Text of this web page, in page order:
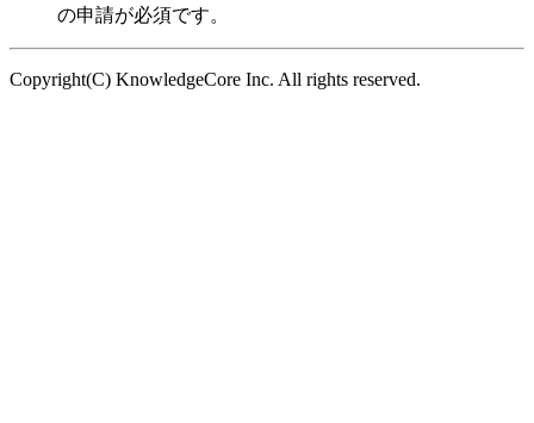
の申請が必須です。
Copyright(C) KnowledgeCore Inc. All rights reserved.